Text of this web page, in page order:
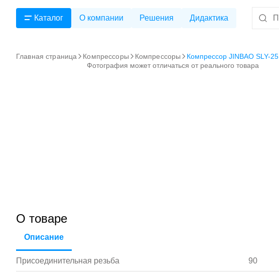
Каталог О компании Решения Дидактика
Главная страница Компрессоры Компрессоры
Компрессор JINBAO SLY-25
Фотография может отличаться от реального товара
О товаре
Описание
Присоединительная резьба 90